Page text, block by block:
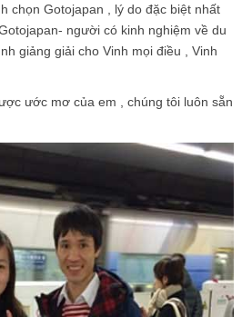
chọn Gotojapan , lý do đặc biệt nhất
người có kinh nghiệm về du
giảng giải cho Vinh mọi điều , Vinh
ước mơ của em , chúng tôi luôn sẵn